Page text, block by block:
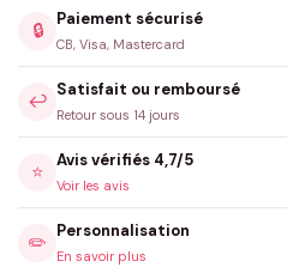
🔒
Paiement sécurisé
CB, Visa, Mastercard
↩️
Satisfait ou remboursé
Retour sous 14 jours
⭐
Avis vérifiés 4,7/5
Voir les avis
✏️
Personnalisation
En savoir plus